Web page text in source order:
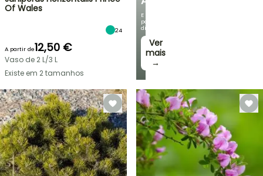
VENDAS
RELÂMPAGO
ATÉ
30%
DE
BULBOS
DE
PRIMAVERA
E
poupe
dinheiro!
Ver
mais
→
Of Wales
24
A partir de12,50 €
Vaso de 2 L/3 L
Existe em 2 tamanhos